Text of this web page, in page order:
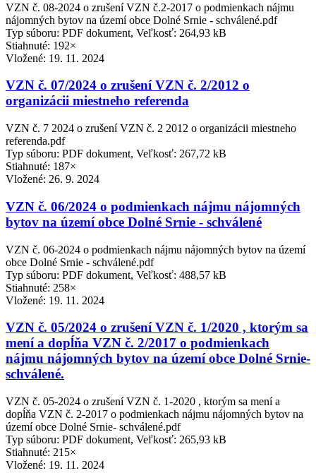
VZN č. 08-2024 o zrušení VZN č.2-2017 o podmienkach nájmu
nájomných bytov na území obce Dolné Srnie - schválené.pdf
Typ súboru: PDF dokument, Veľkosť: 264,93 kB
Stiahnuté: 192×
Vložené: 19. 11. 2024
VZN č. 07/2024 o zrušení VZN č. 2/2012 o
organizácii miestneho referenda
VZN č. 7 2024 o zrušení VZN č. 2 2012 o organizácii miestneho
referenda.pdf
Typ súboru: PDF dokument, Veľkosť: 267,72 kB
Stiahnuté: 187×
Vložené: 26. 9. 2024
VZN č. 06/2024 o podmienkach nájmu nájomných
bytov na území obce Dolné Srnie - schválené
VZN č. 06-2024 o podmienkach nájmu nájomných bytov na území
obce Dolné Srnie - schválené.pdf
Typ súboru: PDF dokument, Veľkosť: 488,57 kB
Stiahnuté: 258×
Vložené: 19. 11. 2024
VZN č. 05/2024 o zrušení VZN č. 1/2020 , ktorým sa
mení a dopĺňa VZN č. 2/2017 o podmienkach
nájmu nájomných bytov na území obce Dolné Srnie-
schválené.
VZN č. 05-2024 o zrušení VZN č. 1-2020 , ktorým sa mení a
dopĺňa VZN č. 2-2017 o podmienkach nájmu nájomných bytov na
území obce Dolné Srnie- schválené.pdf
Typ súboru: PDF dokument, Veľkosť: 265,93 kB
Stiahnuté: 215×
Vložené: 19. 11. 2024